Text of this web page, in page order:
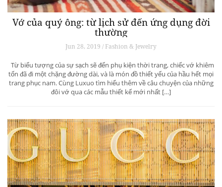
Vớ của quý ông: từ lịch sử đến ứng dụng đời
thường
Jun 28, 2019 / Fashion & Jewelry
Từ biểu tượng của sự sạch sẽ đến phụ kiện thời trang, chiếc vớ khiêm
tốn đã đi một chặng đường dài, và là món đồ thiết yếu của hầu hết mọi
trang phục nam. Cùng Luxuo tìm hiểu thêm về câu chuyện của những
đôi vớ qua các mẫu thiết kế mới nhất […]